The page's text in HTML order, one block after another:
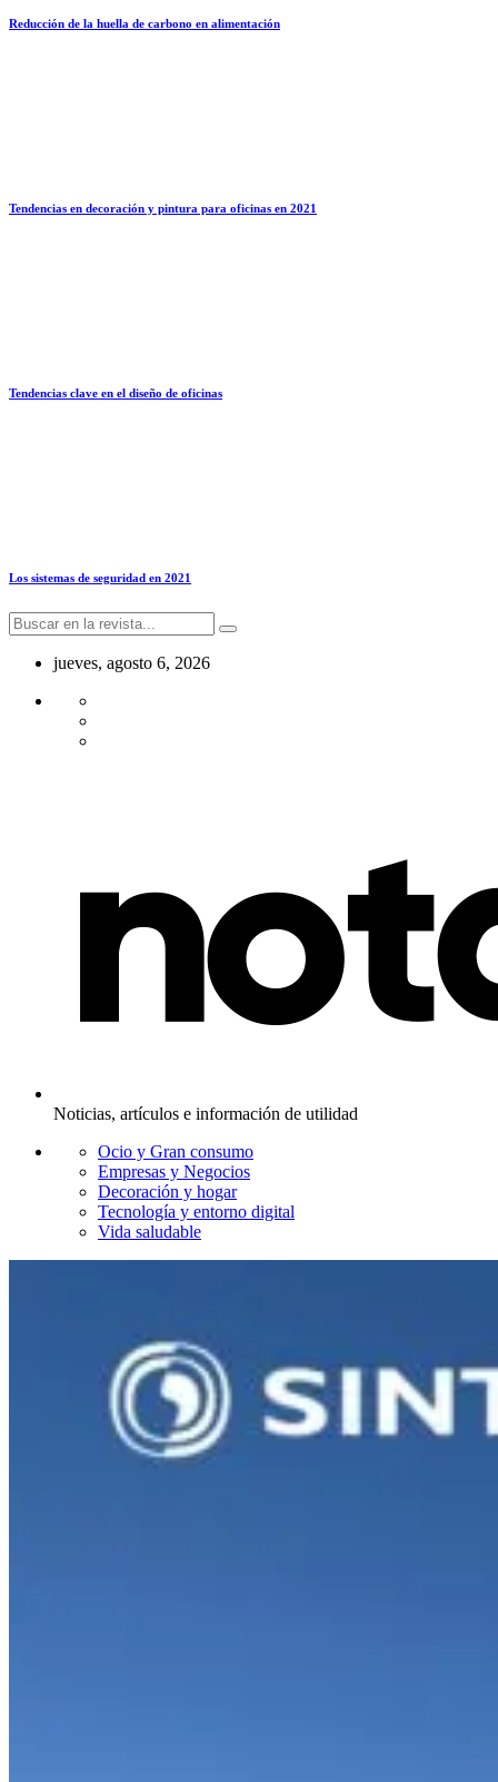
Reducción de la huella de carbono en alimentación
Tendencias en decoración y pintura para oficinas en 2021
Tendencias clave en el diseño de oficinas
Los sistemas de seguridad en 2021
jueves, agosto 6, 2026
Noticias, artículos e información de utilidad
Ocio y Gran consumo
Empresas y Negocios
Decoración y hogar
Tecnología y entorno digital
Vida saludable